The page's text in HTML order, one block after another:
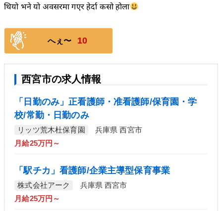
थियो भने यो अवसरमा गएर हेर्दा कसो होला
へぇ〜 10
西宮市の求人情報
「日勤のみ」正看護師・准看護師/保育園・学
校/常勤・日勤のみ
リッツ荒木杜保育園
兵庫県 西宮市
月給25万円～
「駅チカ」看護師/企業主導型保育事業
株式会社アーク
兵庫県 西宮市
月給25万円～